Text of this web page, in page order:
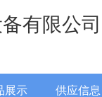
有限公司
展示 供应信息